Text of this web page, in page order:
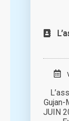
JUIN